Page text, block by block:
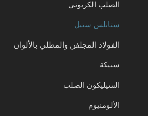
الصلب الكربوني
ستانلس ستيل
الفولاذ المجلفن والمطلي بالألوان
سبيكة
السيليكون الصلب
الألومنيوم